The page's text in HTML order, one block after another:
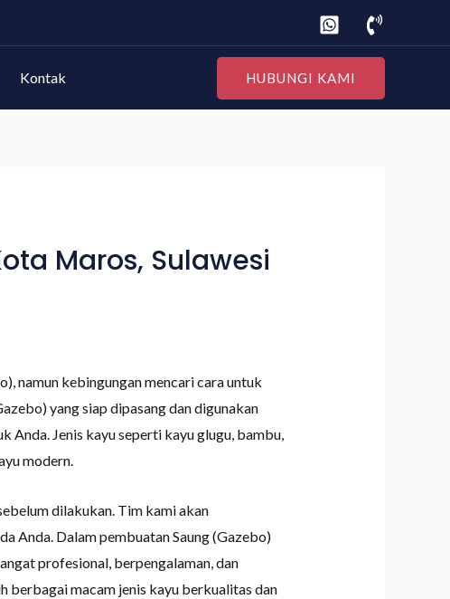
Kontak HUBUNGI KAMI
Maros, Sulawesi
namun kebingungan mencari cara untuk
yang siap dipasang dan digunakan
Anda. Jenis kayu seperti kayu glugu, bambu,
modern.
dilakukan. Tim kami akan
Anda. Dalam pembuatan Saung (Gazebo)
profesional, berpengalaman, dan
berbagai macam jenis kayu berkualitas dan